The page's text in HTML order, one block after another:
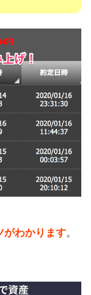
がわかります。